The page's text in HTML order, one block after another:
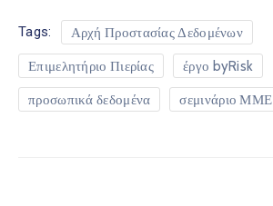
Tags: Αρχή Προστασίας Δεδομένων
Επιμελητήριο Πιερίας έργο byRisk
προσωπικά δεδομένα σεμινάριο ΜΜΕ